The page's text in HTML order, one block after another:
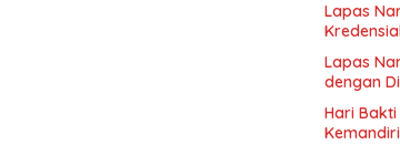
Lapas
Lapas
dengan
Hari